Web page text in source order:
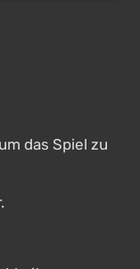
das Spiel zu